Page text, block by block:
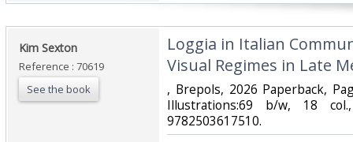
‎Kim Sexton‎
Reference : 70619
See the book
‎Loggia in Italian
Visual Regimes in Late
‎, Brepols, 2026 Paperback,
Illustrations:69 b/w, 18
9782503617510.‎